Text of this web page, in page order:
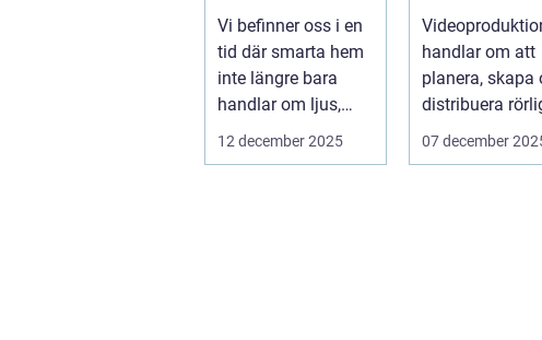
upplevelsen av
smarta hem
Vi befinner oss i en
tid där smarta hem
inte längre bara
handlar om ljus,
värme eller...
12 december 2025
handlar om att
planera, skapa
distribuera
innehåll som
07 december